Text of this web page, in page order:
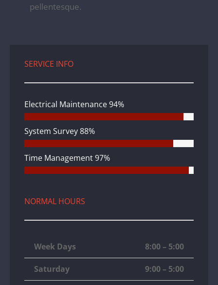
pellentesque.
SERVICE INFO
Electrical Maintenance94%
System Survey88%
Time Management97%
NORMAL HOURS
Week Days 8:00 – 5:00
Saturday 9:00 – 5:00